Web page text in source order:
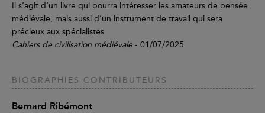
Il s’agit d’un livre qui pourra intéresser les amateurs de pensée
médiévale, mais aussi d’un instrument de travail qui sera
précieux aux spécialistes
Cahiers de civilisation médiévale - 01/07/2025
BIOGRAPHIES CONTRIBUTEURS
Bernard Ribémont